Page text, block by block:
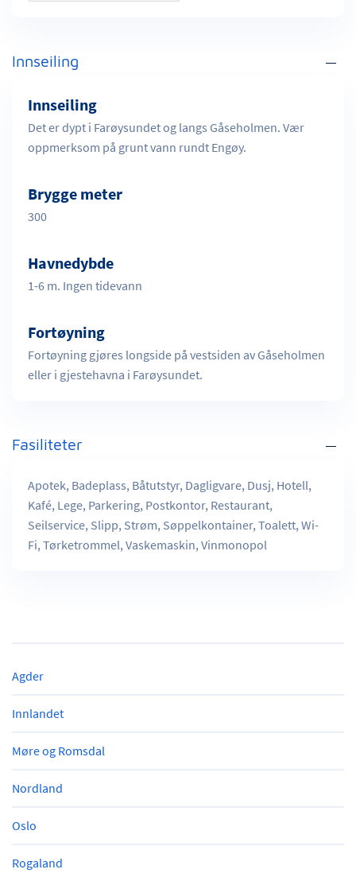
Innseiling
Innseiling
Det er dypt i Farøysundet og langs Gåseholmen. Vær
oppmerksom på grunt vann rundt Engøy.
Brygge meter
300
Havnedybde
1-6 m. Ingen tidevann
Fortøyning
Fortøyning gjøres longside på vestsiden av Gåseholmen
eller i gjestehavna i Farøysundet.
Fasiliteter
Apotek, Badeplass, Båtutstyr, Dagligvare, Dusj, Hotell,
Kafé, Lege, Parkering, Postkontor, Restaurant,
Seilservice, Slipp, Strøm, Søppelkontainer, Toalett, Wi-
Fi, Tørketrommel, Vaskemaskin, Vinmonopol
Agder
Innlandet
Møre og Romsdal
Nordland
Oslo
Rogaland